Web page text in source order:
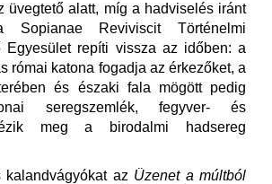
üvegtető alatt, míg a hadviselés iránt
Sopianae Reviviscit Történelmi
Egyesület repíti vissza az időben: a
római katona fogadja az érkezőket, a
és északi fala mögött pedig
seregszemlék, fegyver- és
meg a birodalmi hadsereg
az Üzenet a múltból